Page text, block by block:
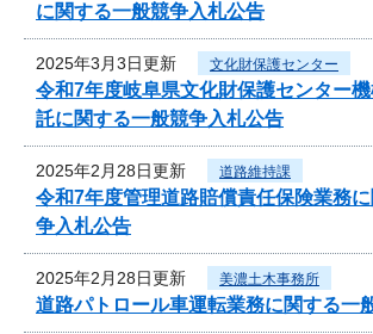
に関する一般競争入札公告
2025年3月3日更新 文化財保護センター
令和7年度岐阜県文化財保護センター
託に関する一般競争入札公告
2025年2月28日更新 道路維持課
令和7年度管理道路賠償責任保険業務
争入札公告
2025年2月28日更新 美濃土木事務所
道路パトロール車運転業務に関する一